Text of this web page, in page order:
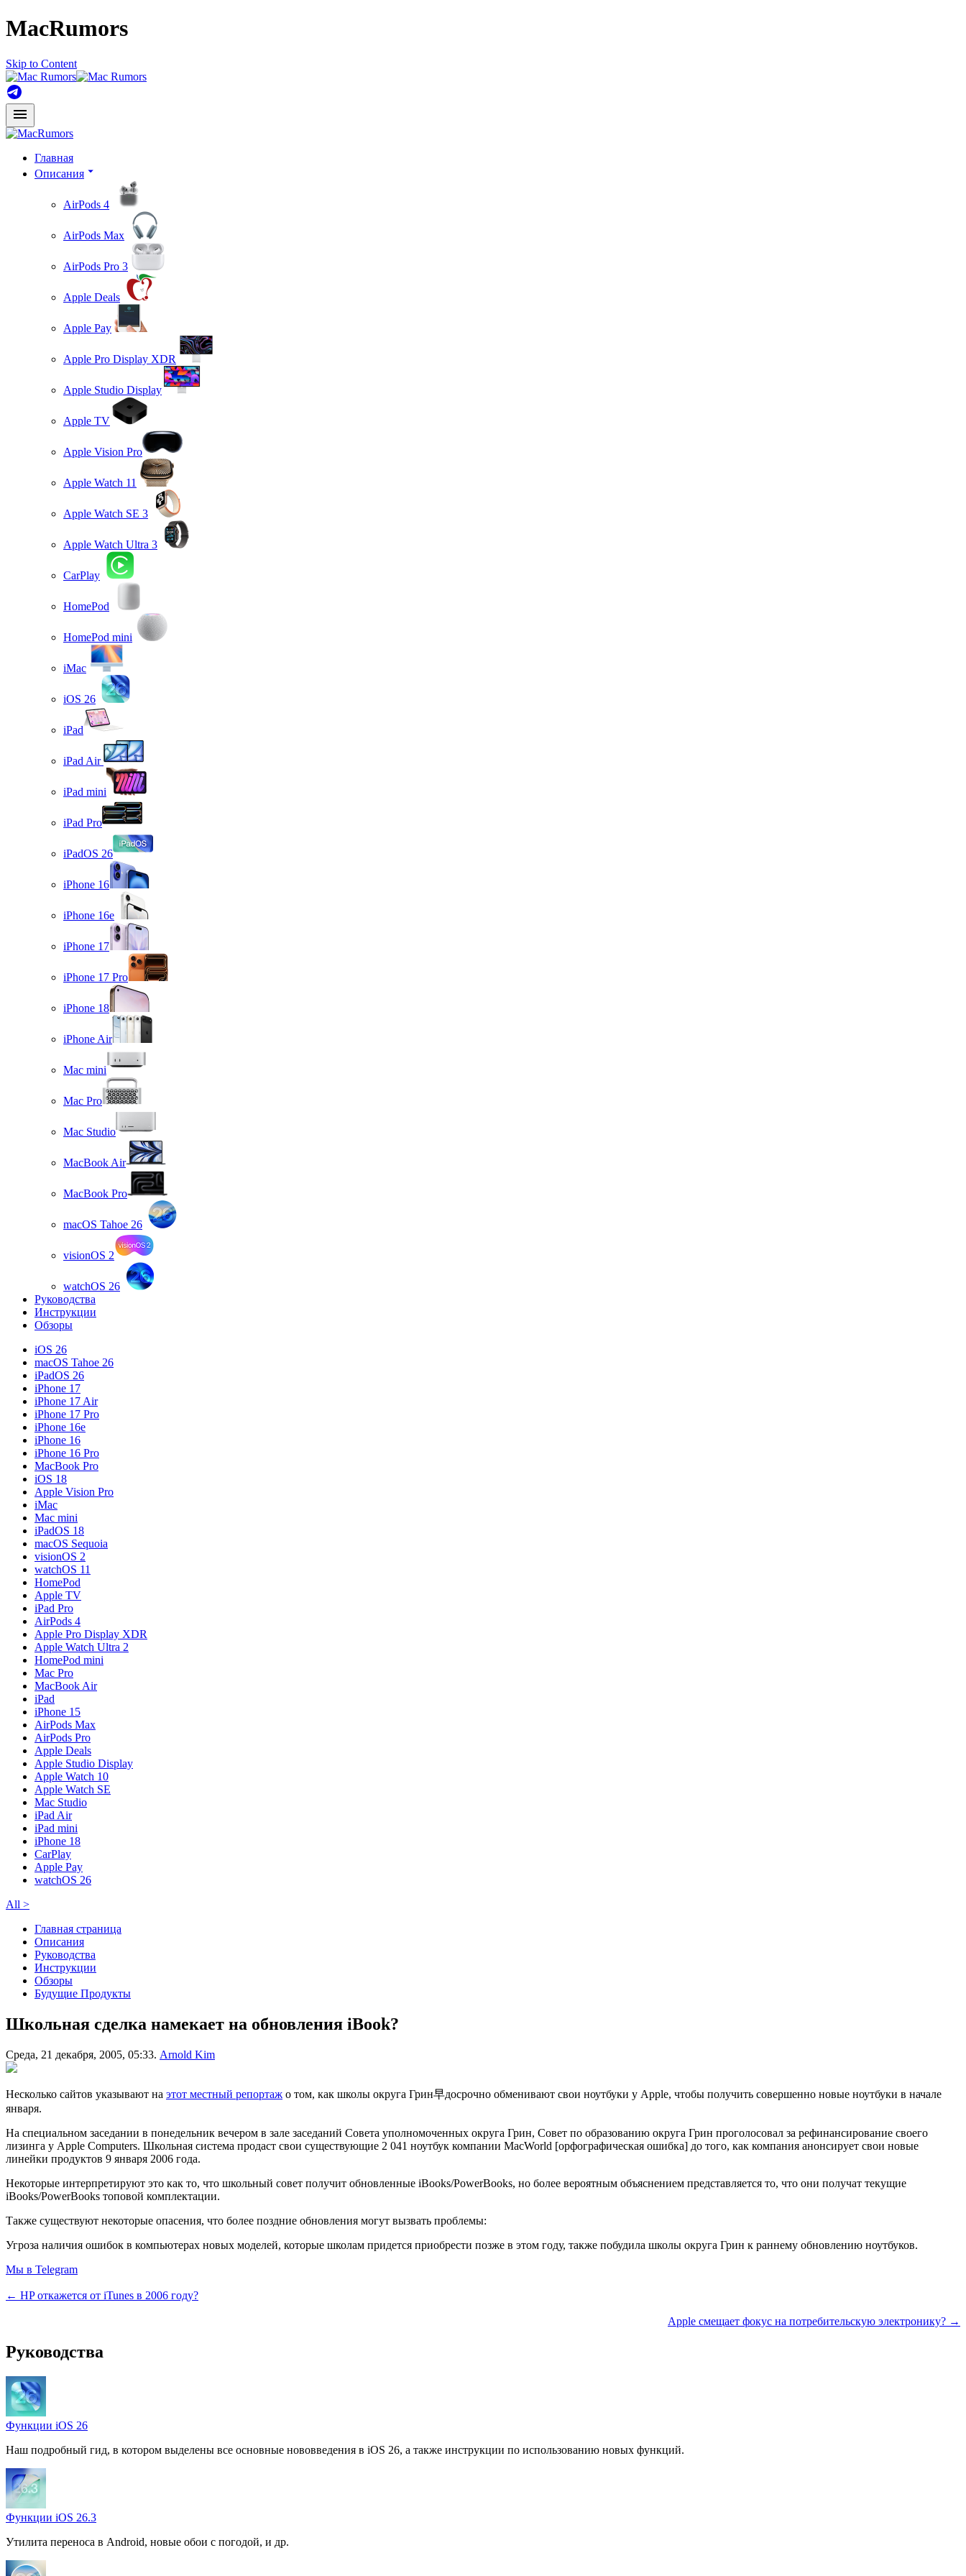
MacRumors
Skip to Content
Главная
Описания
AirPods 4
AirPods Max
AirPods Pro 3
Apple Deals
Apple Pay
Apple Pro Display XDR
Apple Studio Display
Apple TV
Apple Vision Pro
Apple Watch 11
Apple Watch SE 3
Apple Watch Ultra 3
CarPlay
HomePod
HomePod mini
iMac
iOS 26
iPad
iPad Air
iPad mini
iPad Pro
iPadOS 26
iPhone 16
iPhone 16e
iPhone 17
iPhone 17 Pro
iPhone 18
iPhone Air
Mac mini
Mac Pro
Mac Studio
MacBook Air
MacBook Pro
macOS Tahoe 26
visionOS 2
watchOS 26
Руководства
Инструкции
Обзоры
iOS 26
macOS Tahoe 26
iPadOS 26
iPhone 17
iPhone 17 Air
iPhone 17 Pro
iPhone 16e
iPhone 16
iPhone 16 Pro
MacBook Pro
iOS 18
Apple Vision Pro
iMac
Mac mini
iPadOS 18
macOS Sequoia
visionOS 2
watchOS 11
HomePod
Apple TV
iPad Pro
AirPods 4
Apple Pro Display XDR
Apple Watch Ultra 2
HomePod mini
Mac Pro
MacBook Air
iPad
iPhone 15
AirPods Max
AirPods Pro
Apple Deals
Apple Studio Display
Apple Watch 10
Apple Watch SE
Mac Studio
iPad Air
iPad mini
iPhone 18
CarPlay
Apple Pay
watchOS 26
All >
Главная страница
Описания
Руководства
Инструкции
Обзоры
Будущие Продукты
Школьная сделка намекает на обновления iBook?
Среда, 21 декабря, 2005, 05:33. Arnold Kim
Несколько сайтов указывают на этот местный репортаж о том, как школы округа Грин早досрочно обменивают свои ноутбуки у Apple, чтобы получить совершенно новые ноутбуки в начале
января.
На специальном заседании в понедельник вечером в зале заседаний Совета уполномоченных округа Грин, Совет по образованию округа Грин проголосовал за рефинансирование своего
лизинга у Apple Computers. Школьная система продаст свои существующие 2 041 ноутбук компании MacWorld [орфографическая ошибка] до того, как компания анонсирует свои новые
линейки продуктов 9 января 2006 года.
Некоторые интерпретируют это как то, что школьный совет получит обновленные iBooks/PowerBooks, но более вероятным объяснением представляется то, что они получат текущие
iBooks/PowerBooks топовой комплектации.
Также существуют некоторые опасения, что более поздние обновления могут вызвать проблемы:
Угроза наличия ошибок в компьютерах новых моделей, которые школам придется приобрести позже в этом году, также побудила школы округа Грин к раннему обновлению ноутбуков.
Мы в Telegram
← HP откажется от iTunes в 2006 году?
Apple смещает фокус на потребительскую электронику? →
Руководства
Функции iOS 26
Наш подробный гид, в котором выделены все основные нововведения в iOS 26, а также инструкции по использованию новых функций.
Функции iOS 26.3
Утилита переноса в Android, новые обои с погодой, и др.